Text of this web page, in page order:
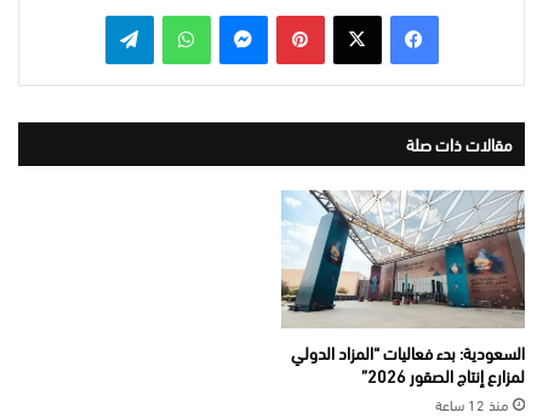
بينتيريست واتساب
مقالات ذات صلة
السعودية: بدء فعاليات “المزاد الدولي
لمزارع إنتاج الصقور 2026”
منذ 12 ساعة